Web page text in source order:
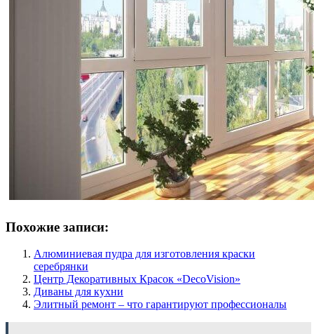
Похожие записи:
Алюминиевая пудра для изготовления краски
серебрянки
Центр Декоративных Красок «DecoVision»
Диваны для кухни
Элитный ремонт – что гарантируют профессионалы